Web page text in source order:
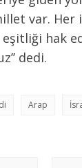
var.
eşitliği hak
dedi.
Arap